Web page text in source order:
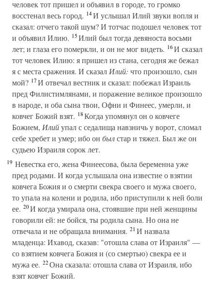
человек тот пришел и объявил в городе, то громко
восстенал весь город. 14И услышал Илий звуки вопля и
сказал: отчего такой шум? И тотчас подошел человек тот
и объявил Илию. 15Илий был тогда девяноста восьми
лет; и глаза его померкли, и он не мог видеть. 16И сказал
тот человек Илию: я пришел из стана, сегодня же бежал
я с места сражения. И сказал Илий: что произошло, сын
мой? 17И отвечал вестник и сказал: побежал Израиль
пред Филистимлянами, и поражение великое произошло
в народе, и оба сына твои, Офни и Финеес, умерли, и
ковчег Божий взят. 18Когда упомянул он о ковчеге
Божием, Илийупал с седалища навзничь у ворот, сломал
себе хребет и умер; ибо он былстар и тяжел. Был же он
судьею Израиля сорок лет.
19 Невестка его, жена Финеесова, была беременна уже
пред родами. И когда услышала она известие о взятии
ковчега Божия и о смерти свекра своего и мужа своего,
то упала на колени и родила, ибо приступили к ней боли
ее. 20И когда умирала она, стоявшие при ней женщины
говорили ей: не бойся, ты родила сына. Но она не
отвечала и не обращала внимания. 21И назвала
младенца: Ихавод, сказав: "отошла слава от Израиля" —
со взятием ковчега Божия и (со смертью) свекра ее и
мужа ее. 22Она сказала: отошла слава от Израиля, ибо
взят ковчег Божий.